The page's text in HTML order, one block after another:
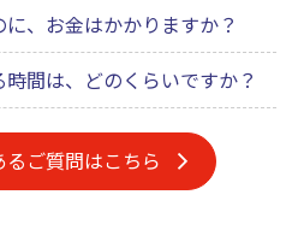
、お金はかかりますか？
間は、どのくらいですか？
ご質問はこちら